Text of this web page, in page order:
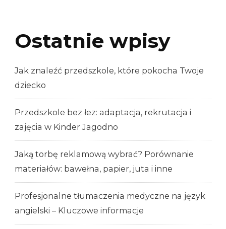
Ostatnie wpisy
Jak znaleźć przedszkole, które pokocha Twoje
dziecko
Przedszkole bez łez: adaptacja, rekrutacja i
zajęcia w Kinder Jagodno
Jaką torbę reklamową wybrać? Porównanie
materiałów: bawełna, papier, juta i inne
Profesjonalne tłumaczenia medyczne na język
angielski – Kluczowe informacje